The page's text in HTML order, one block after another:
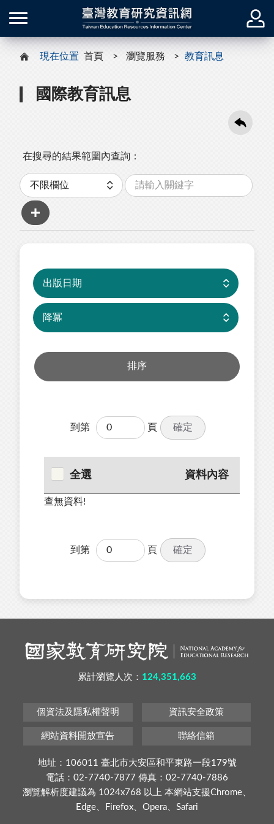
現在位置 首頁 瀏覽服務 教育訊息
國際教育訊息
在搜尋的結果範圍內查詢：
分
類
關
字
到第 頁 確定
全選 資料內容
查無資料!
到第 頁 確定
累計瀏覽人次： 124,351,663
個資法及隱私權聲明 資訊安全政策
網站資料開放宣告 聯絡信箱
地址：106011 臺北市大安區和平東路一段179號
電話：02-7740-7877 傳真：02-7740-7886
瀏覽解析度建議為 1024x768 以上 本網站支援Chrome、
Edge、Firefox、Opera、Safari